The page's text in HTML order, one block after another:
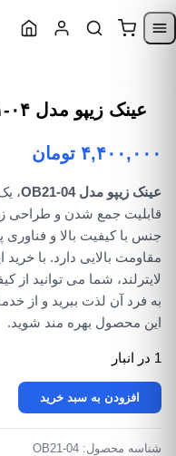
Skip to navigation
عینک زیپو مدل OB۲۱-۰۴
۴,۴۰۰,۰۰۰ تومان
عینک زیپو مدل OB21-04
،
قابلیت جمع شدن و طراحی
جنس با کیفیت بالا و فناوری
مقاومت بالایی دارد. با خرید
لایترلند، شما می توانید از
به فرد آن لذت ببرید و از
این محصول بهره مند شوید.
1 در انبار
عینک زیپو مدل OB21-04 عدد
افزودن به سبد خرید
شناسه محصول: OB21-04